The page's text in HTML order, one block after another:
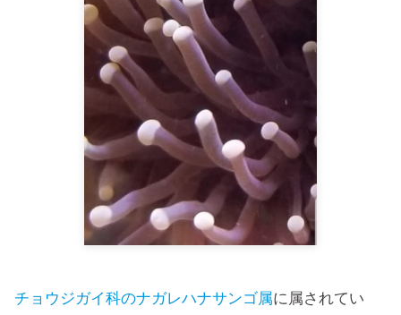
チョウジガイ科のナガレハナサンゴ属に属されてい